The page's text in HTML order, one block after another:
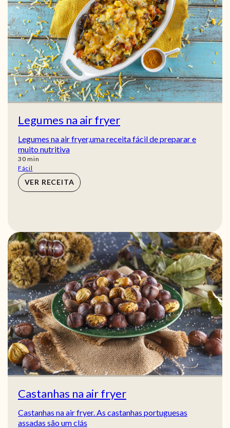
Legumes na air fryer
Legumes na air fryer,uma receita fácil de preparar e
muito nutritiva
30min
min
Fácil
VER RECEITA
Castanhas na air fryer
Castanhas na air fryer. As castanhas portuguesas
assadas são um clás